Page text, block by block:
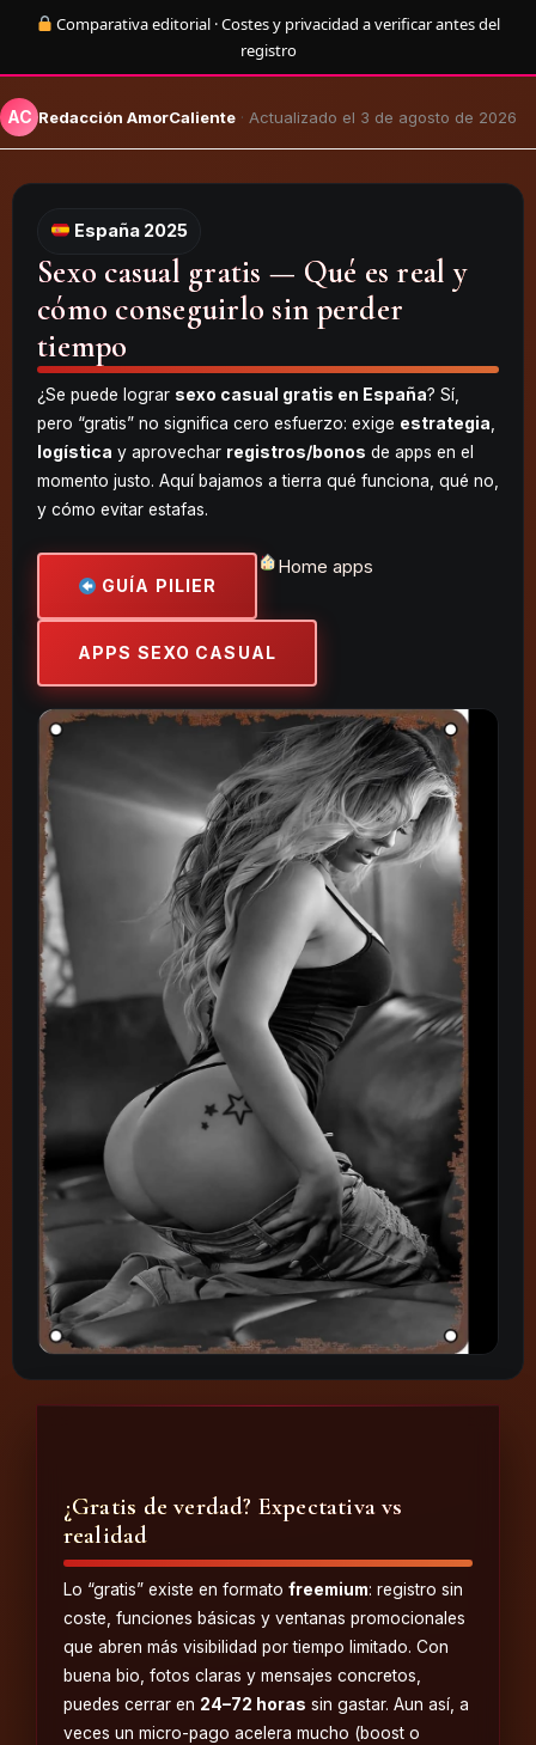
Comparativa editorial · Costes y privacidad a verificar antes del
registro
AC Redacción AmorCaliente · Actualizado el 3 de agosto de 2026
España 2025
Sexo casual gratis — Qué es real y
cómo conseguirlo sin perder
tiempo
¿Se puede lograr sexo casual gratis en España? Sí,
pero “gratis” no significa cero esfuerzo: exige estrategia
logística y aprovechar registros/bonos de apps en el
momento justo. Aquí bajamos a tierra qué funciona, qué no,
y cómo evitar estafas.
GUÍA PILIER
Home apps
APPS SEXO CASUAL
¿Gratis de verdad? Expectativa vs
realidad
Lo “gratis” existe en formato freemium: registro sin
coste, funciones básicas y ventanas promocionales
que abren más visibilidad por tiempo limitado. Con
buena bio, fotos claras y mensajes concretos,
puedes cerrar en 24–72 horas sin gastar. Aun así, a
veces un micro-pago acelera mucho (boost o